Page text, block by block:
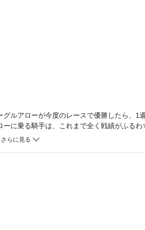
ルアローが今度のレースで優勝したら、1
に乗る騎手は、これまで全く戦績がふるわ
際だったこのコンビは、見事に勝利を収め